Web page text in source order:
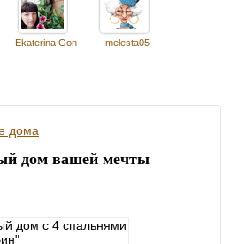
Ekaterina Gon melesta05
дом вашей мечты